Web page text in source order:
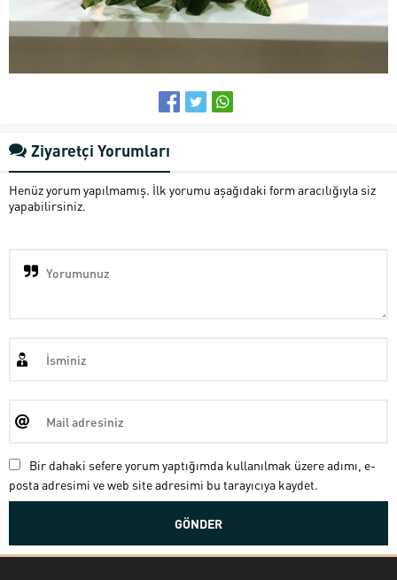
Ziyaretçi Yorumları
Henüz yorum yapılmamış. İlk yorumu aşağıdaki form aracılığıyla siz
yapabilirsiniz.
Bir dahaki sefere yorum yaptığımda kullanılmak üzere adımı, e-
posta adresimi ve web site adresimi bu tarayıcıya kaydet.